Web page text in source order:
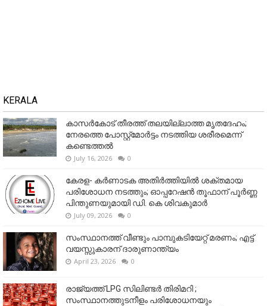
KERALA
കാസർകോട് തീരത്ത് തലയില്ലാത്ത മൃതദേഹം;
നേരത്തെ പോസ്റ്റ്‌മോർട്ടം നടത്തിയ ശരീരമെന്ന്
കണ്ടെത്തൽ
July 16, 2026 0
കേരള- കർണാടക അതിർത്തിയിൽ ശക്തമായ
പരിശോധന നടത്തും; ഓപ്പറേഷൻ തൂഫാന് പൂർണ്ണ
പിന്തുണയുമായി ഡി. കെ ശിവകുമാർ
July 09, 2026 0
സംസ്ഥാനത്ത് വീണ്ടും പാമ്പുകടിയേറ്റ് മരണം; എട്ട്
വയസ്സുകാരന് ദാരുണാന്ത്യം
April 23, 2026 0
രാജ്യത്ത് LPG സിലിണ്ടർ തിരിമറി ;
സംസ്ഥാനത്തുടനീളം പരിശോധനയും